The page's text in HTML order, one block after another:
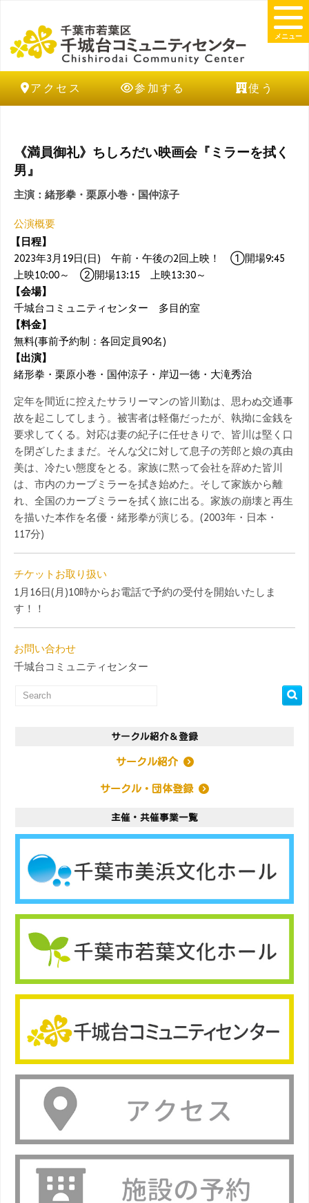
アクセス 参加する 使う
メニュー
《満員御礼》ちしろだい映画会『ミラーを拭く
男』
主演：緒形拳・栗原小巻・国仲涼子
公演概要
【日程】
2023年3月19日(日) 午前・午後の2回上映！ ①開場9:45
上映10:00～ ➁開場13:15 上映13:30～
【会場】
千城台コミュニティセンター 多目的室
【料金】
無料(事前予約制：各回定員90名)
【出演】
緒形拳・栗原小巻・国仲涼子・岸辺一徳・大滝秀治
定年を間近に控えたサラリーマンの皆川勤は、思わぬ交通事
故を起こしてしまう。被害者は軽傷だったが、執拗に金銭を
要求してくる。対応は妻の紀子に任せきりで、皆川は堅く口
を閉ざしたままだ。そんな父に対して息子の芳郎と娘の真由
美は、冷たい態度をとる。家族に黙って会社を辞めた皆川
は、市内のカーブミラーを拭き始めた。そして家族から離
れ、全国のカーブミラーを拭く旅に出る。家族の崩壊と再生
を描いた本作を名優・緒形拳が演じる。(2003年・日本・
117分)
チケットお取り扱い
1月16日(月)10時からお電話で予約の受付を開始いたしま
す！！
お問い合わせ
千城台コミュニティセンター
サークル紹介＆登録
サークル紹介
サークル・団体登録
主催・共催事業一覧